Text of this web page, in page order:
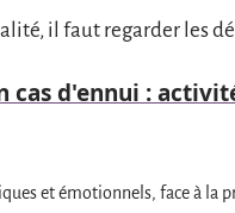
il faut regarder les
cas d'ennui :
et émotionnels, face à la